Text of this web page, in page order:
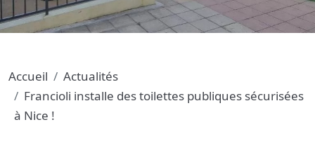
Accueil
Actualités
Francioli installe des toilettes publiques sécurisées
à Nice !